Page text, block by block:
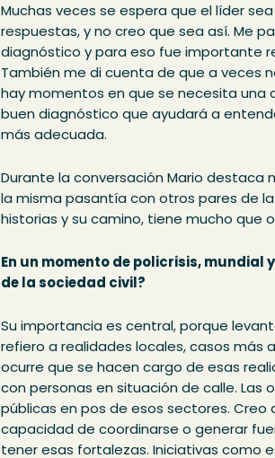
Muchas veces se espera que el líder
respuestas, y no creo que sea así. Me
diagnóstico y para eso fue importante
También me di cuenta de que a veces
hay momentos en que se necesita una
buen diagnóstico que ayudará a
más adecuada.
Durante la conversación Mario
la misma pasantía con otros pares de
historias y su camino, tiene mucho que
En un momento de policrisis, mundial
de la sociedad civil?
Su importancia es central, porque
refiero a realidades locales, casos más
ocurre que se hacen cargo de esas
con personas en situación de calle.
públicas en pos de esos sectores.
capacidad de coordinarse o generar
tener esas fortalezas. Iniciativas como